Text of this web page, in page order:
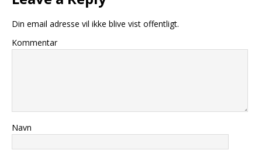
Din email adresse vil ikke blive vist offentligt.
Kommentar
Navn